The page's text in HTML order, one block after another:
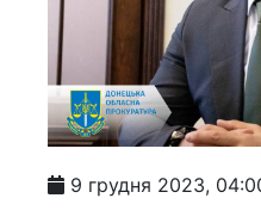
9 грудня 2023,